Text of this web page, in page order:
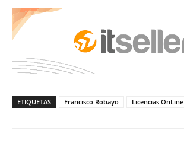
ETIQUETAS Francisco Robayo Licencias OnLine